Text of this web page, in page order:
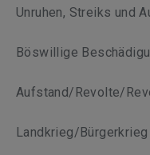
Unruhen, Streiks und
Böswillige
Aufstand/Revolte/
Landkrieg/Bürgerkrieg